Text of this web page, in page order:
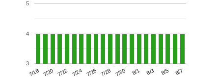
7/18 7/20 7/22 7/24 7/26 7/28 7/30 8/1 8/3 8/5 8/7
3
4
5